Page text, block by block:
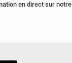
en direct sur